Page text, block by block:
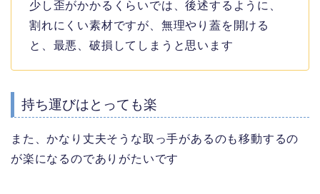
少し歪がかかるくらいでは、後述するように、
割れにくい素材ですが、無理やり蓋を開ける
と、最悪、破損してしまうと思います
持ち運びはとっても楽
また、かなり丈夫そうな取っ手があるのも移動するの
が楽になるのでありがたいです